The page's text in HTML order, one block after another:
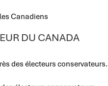
DU CANADA
des électeurs conservateurs.